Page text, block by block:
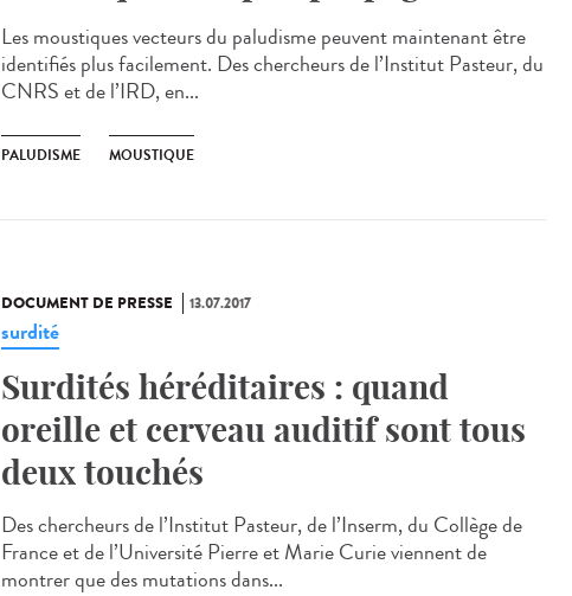
Les moustiques vecteurs du paludisme peuvent maintenant être
identifiés plus facilement. Des chercheurs de l’Institut Pasteur, du
CNRS et de l’IRD, en...
PALUDISME MOUSTIQUE
DOCUMENT DE PRESSE 13.07.2017
surdité
Surdités héréditaires : quand
oreille et cerveau auditif sont tous
deux touchés
Des chercheurs de l’Institut Pasteur, de l’Inserm, du Collège de
France et de l’Université Pierre et Marie Curie viennent de
montrer que des mutations dans...